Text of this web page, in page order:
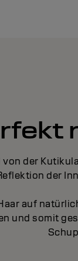
von der
der
auf
und somit